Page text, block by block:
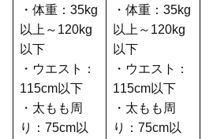
・体重：35kg
以上～120kg
以下
・ウエスト：
115cm以下
・太もも周
り：75cm以
・体重：35kg
以上～120kg
以下
・ウエスト：
115cm以下
・太もも周
り：75cm以